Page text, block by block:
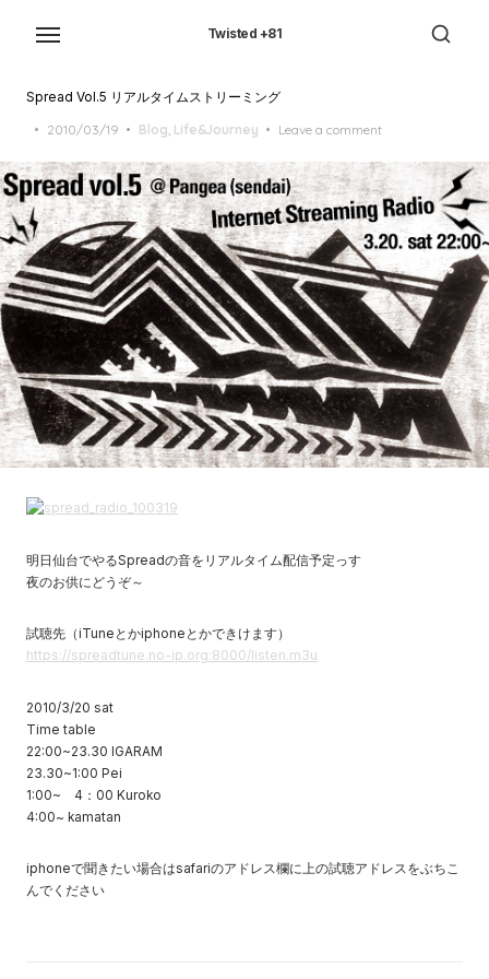
Twisted +81
Spread Vol.5 リアルタイムストリーミング
Posted
2010/03/19 Blog, Life&Journey Leave a comment
明日仙台でやるSpreadの音をリアルタイム配信予定っす
夜のお供にどうぞ～
試聴先（iTuneとかiphoneとかできけます）
https://spreadtune.no-ip.org:8000/listen.m3u
2010/3/20 sat
Time table
22:00~23.30 IGARAM
23.30~1:00 Pei
1:00~ 4：00 Kuroko
4:00~ kamatan
iphoneで聞きたい場合はsafariのアドレス欄に上の試聴アドレスをぶちこ
んでください